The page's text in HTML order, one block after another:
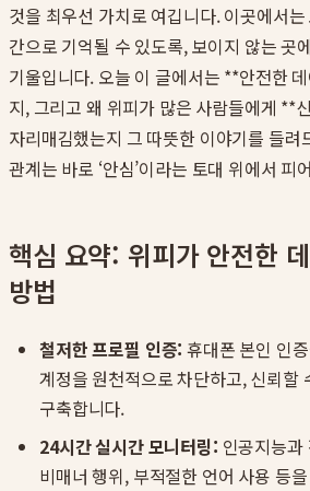
것을 최우선 가치로 여깁니다. 이곳에서
간으로 기억될 수 있도록, 보이지 않는 곳
기울입니다. 오늘 이 글에서는 **안전한
지, 그리고 왜 위피가 많은 사람들에게 **
자리매김했는지 그 따뜻한 이야기를 들려
관계는 바로 ‘안심’이라는 토대 위에서 피
핵심 요약: 위피가 안전한
방법
철저한 프로필 인증: 휴대폰 본인 인
계정을 원천적으로 차단하고, 신뢰할
구축합니다.
24시간 실시간 모니터링: 인공지능
비매너 행위, 부적절한 언어 사용 등